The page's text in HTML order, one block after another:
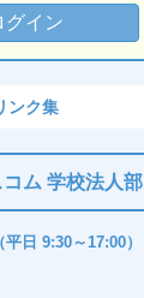
ンク集
ム 学校法人部
日 9:30～17:00）